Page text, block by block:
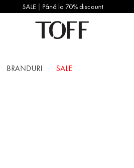
SALE | Până la 70% discount
BRANDURI SALE